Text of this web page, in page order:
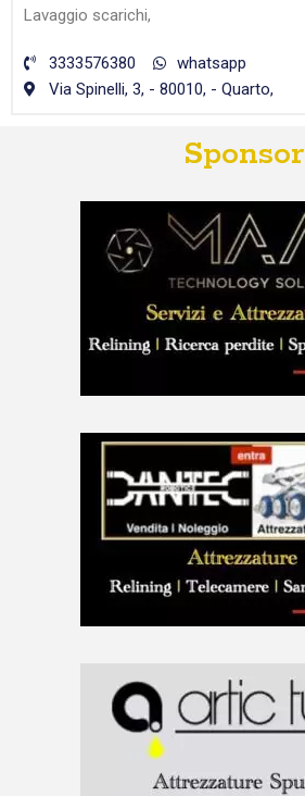
Lavaggio scarichi,
3333576380
whatsapp
Via Spinelli, 3, - 80010, - Quarto,
Sponsor